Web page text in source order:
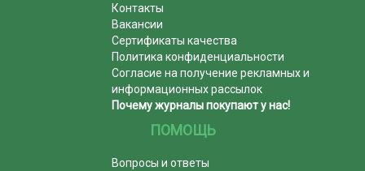
Контакты
Вакансии
Сертификаты качества
Политика конфиденциальности
Согласие на получение рекламных и
информационных рассылок
Почему журналы покупают у нас!
ПОМОЩЬ
Вопросы и ответы